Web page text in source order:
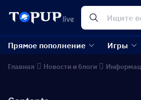
Прямое пополнение Игры
Главная Новости и блоги